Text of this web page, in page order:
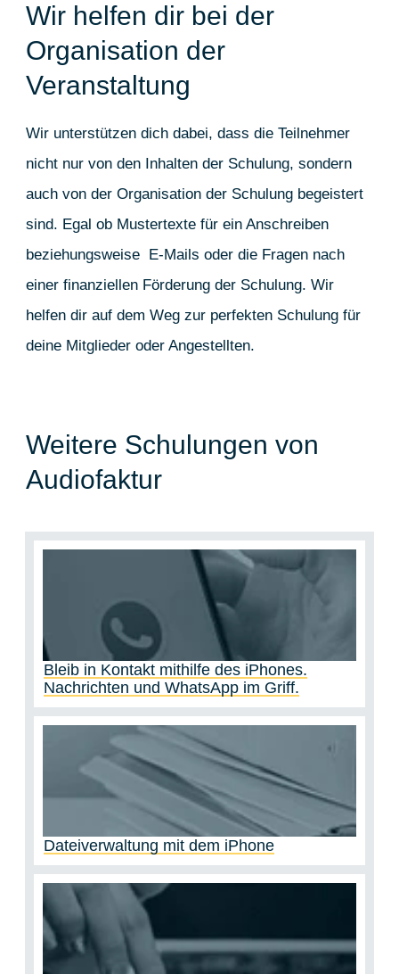
Wir helfen dir bei der
Organisation der
Veranstaltung
Wir unterstützen dich dabei, dass die Teilnehmer
nicht nur von den Inhalten der Schulung, sondern
auch von der Organisation der Schulung begeistert
sind. Egal ob Mustertexte für ein Anschreiben
beziehungsweise E-Mails oder die Fragen nach
einer finanziellen Förderung der Schulung. Wir
helfen dir auf dem Weg zur perfekten Schulung für
deine Mitglieder oder Angestellten.
Weitere Schulungen von
Audiofaktur
Bleib in Kontakt mithilfe des iPhones.
Nachrichten und WhatsApp im Griff.
Dateiverwaltung mit dem iPhone